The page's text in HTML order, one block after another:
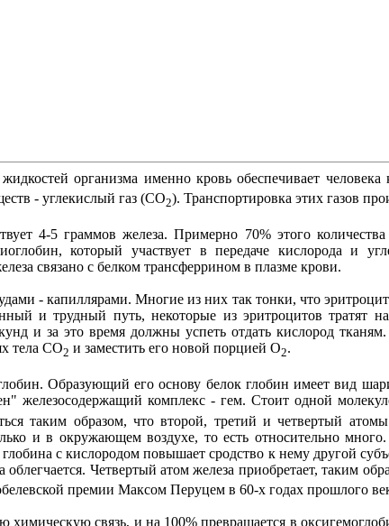
организма именно кровь обеспечивает
- углекислый газ (СО2). Транспортировка этих газов
4-5 граммов железа. Примерно 70% этого
который участвует в передаче кислорода и
связано с белком трансферрином в плазме крови.
- капиллярами. Многие из них так тонки, что
и трудный путь, некоторые из эритроцитов тратят
и за это время должны успеть отдать кислород
тела СО2 и заместить его новой порцией О2.
Образующий его основу белок глобин имеет вид
железосодержащий комплекс - гем. Стоит одной
таким образом, что второй, третий и четвертый
и в окружающем воздухе, то есть относительно
с кислородом повышает сродство к нему другой
облегчается. Четвертый атом железа приобретает, таким
премии Максом Перуцем в 60-х годах прошлого
связь, и на 100% превращается в